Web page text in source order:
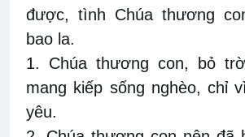
được, tình Chúa thương
bao la.
1. Chúa thương con, bỏ
mang kiếp sống nghèo, chỉ
yêu.